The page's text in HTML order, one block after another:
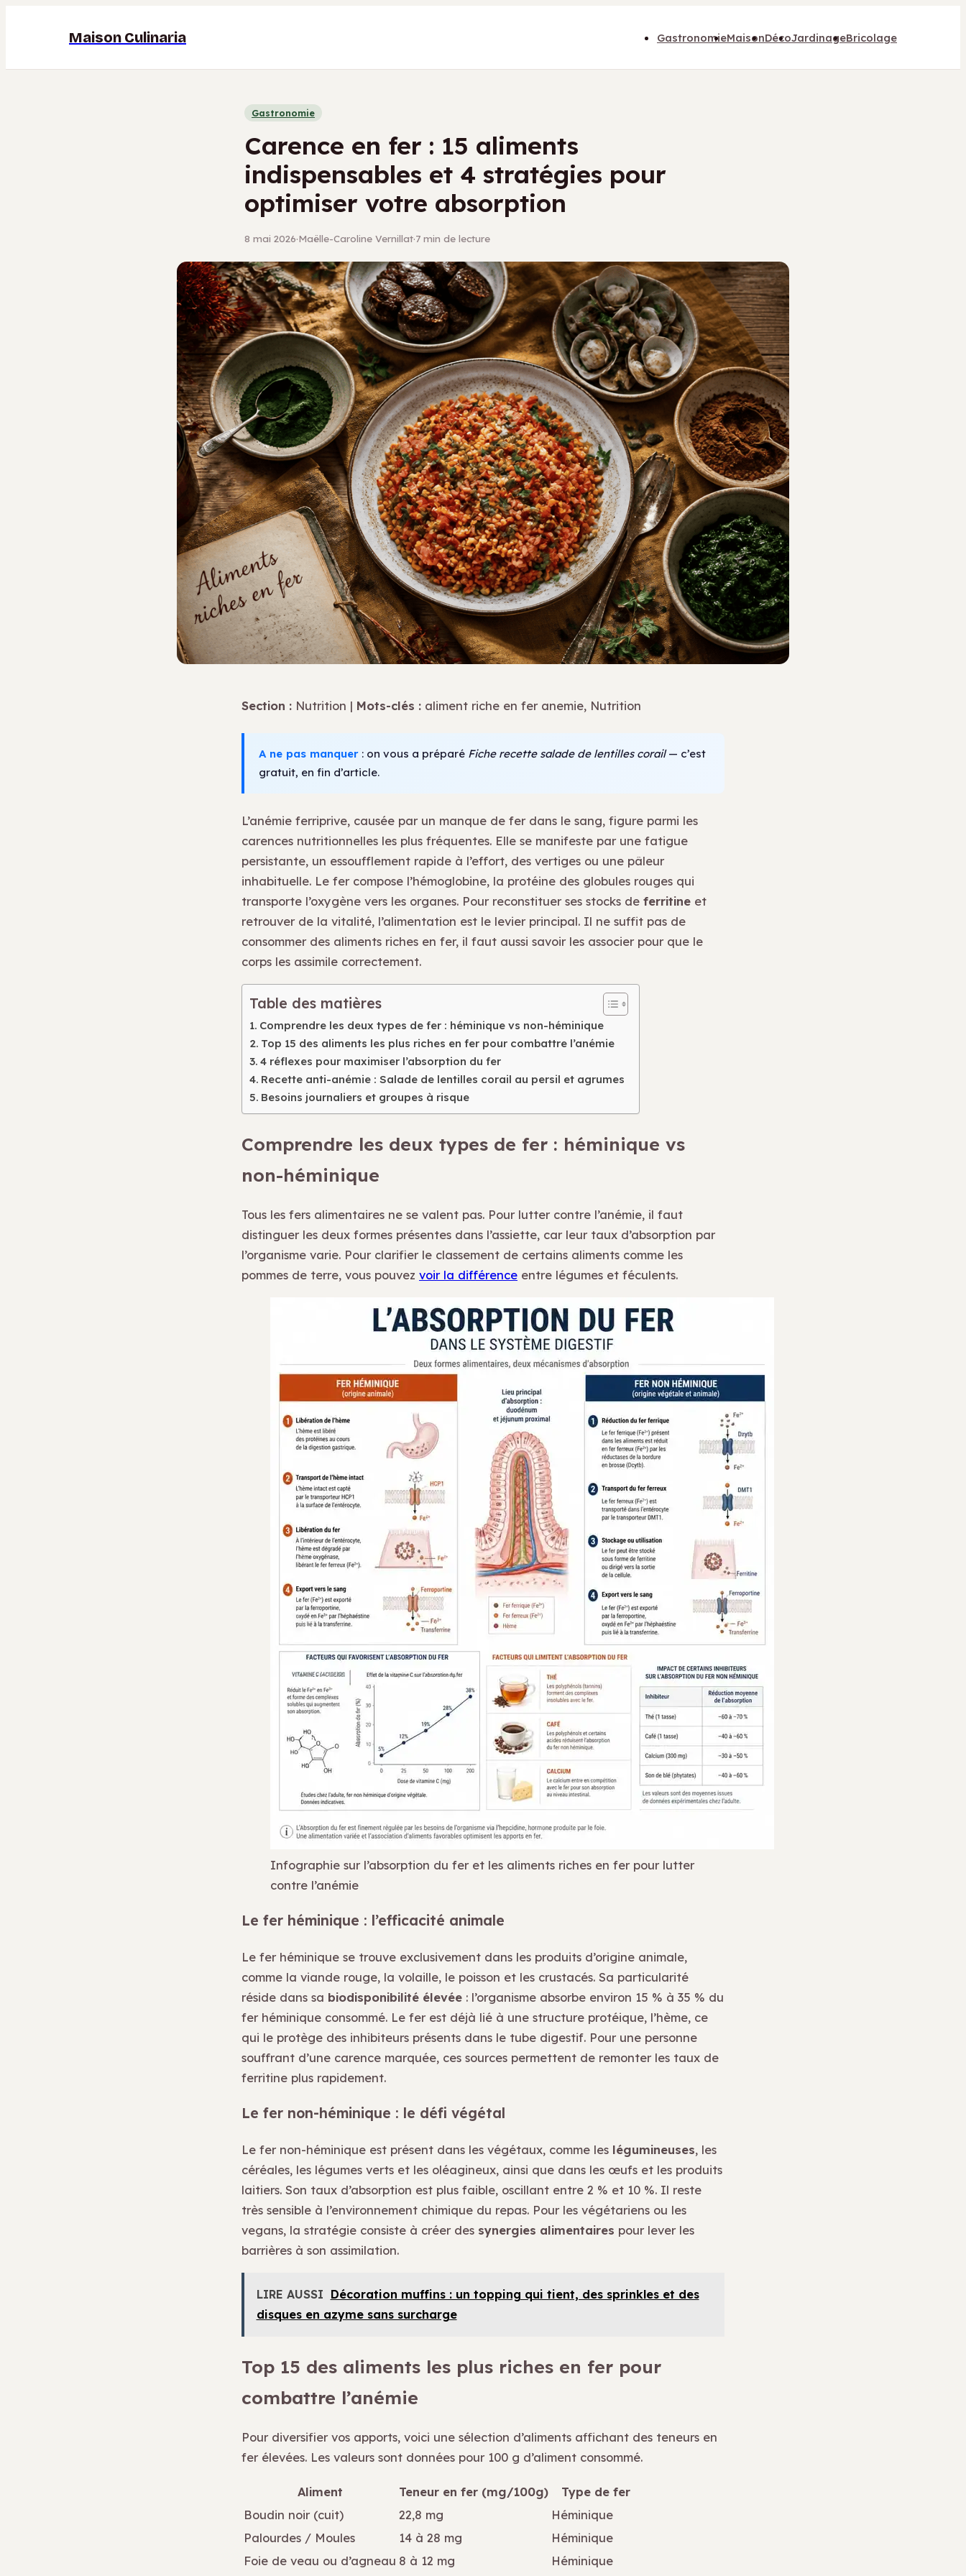
Maison Culinaria GastronomieMaisonDécoJardinageBricolage
Gastronomie
Carence en fer : 15 aliments
indispensables et 4 stratégies pour
optimiser votre absorption
8 mai 2026·Maëlle-Caroline Vernillat·7 min de lecture
Section : Nutrition | Mots-clés : aliment riche en fer anemie, Nutrition
A ne pas manquer : on vous a préparé Fiche recette salade de lentilles corail— c’est
gratuit, en fin d’article.
L’anémie ferriprive, causée par un manque de fer dans le sang, figure parmi les
carences nutritionnelles les plus fréquentes. Elle se manifeste par une fatigue
persistante, un essoufflement rapide à l’effort, des vertiges ou une pâleur
inhabituelle. Le fer compose l’hémoglobine, la protéine des globules rouges qui
transporte l’oxygène vers les organes. Pour reconstituer ses stocks de ferritine et
retrouver de la vitalité, l’alimentation est le levier principal. Il ne suffit pas de
consommer des aliments riches en fer, il faut aussi savoir les associer pour que le
corps les assimile correctement.
Table des matières
Comprendre les deux types de fer : héminique vs non-héminique
Top 15 des aliments les plus riches en fer pour combattre l’anémie
4 réflexes pour maximiser l’absorption du fer
Recette anti-anémie : Salade de lentilles corail au persil et agrumes
Besoins journaliers et groupes à risque
Comprendre les deux types de fer : héminique vs
non-héminique
Tous les fers alimentaires ne se valent pas. Pour lutter contre l’anémie, il faut
distinguer les deux formes présentes dans l’assiette, car leur taux d’absorption par
l’organisme varie. Pour clarifier le classement de certains aliments comme les
pommes de terre, vous pouvez voir la différence entre légumes et féculents.
Infographie sur l’absorption du fer et les aliments riches en fer pour lutter
contre l’anémie
Le fer héminique : l’efficacité animale
Le fer héminique se trouve exclusivement dans les produits d’origine animale,
comme la viande rouge, la volaille, le poisson et les crustacés. Sa particularité
réside dans sa biodisponibilité élevée : l’organisme absorbe environ 15 % à 35 % du
fer héminique consommé. Le fer est déjà lié à une structure protéique, l’hème, ce
qui le protège des inhibiteurs présents dans le tube digestif. Pour une personne
souffrant d’une carence marquée, ces sources permettent de remonter les taux de
ferritine plus rapidement.
Le fer non-héminique : le défi végétal
Le fer non-héminique est présent dans les végétaux, comme les légumineuses, les
céréales, les légumes verts et les oléagineux, ainsi que dans les œufs et les produits
laitiers. Son taux d’absorption est plus faible, oscillant entre 2 % et 10 %. Il reste
très sensible à l’environnement chimique du repas. Pour les végétariens ou les
vegans, la stratégie consiste à créer des synergies alimentaires pour lever les
barrières à son assimilation.
LIRE AUSSI Décoration muffins : un topping qui tient, des sprinkles et des
disques en azyme sans surcharge
Top 15 des aliments les plus riches en fer pour
combattre l’anémie
Pour diversifier vos apports, voici une sélection d’aliments affichant des teneurs en
fer élevées. Les valeurs sont données pour 100 g d’aliment consommé.
Aliment Teneur en fer (mg/100g)
Type de fer
Boudin noir (cuit)
22,8 mg
Héminique
Palourdes / Moules
14 à 28 mg
Héminique
Foie de veau ou d’agneau 8 à 12 mg
Héminique